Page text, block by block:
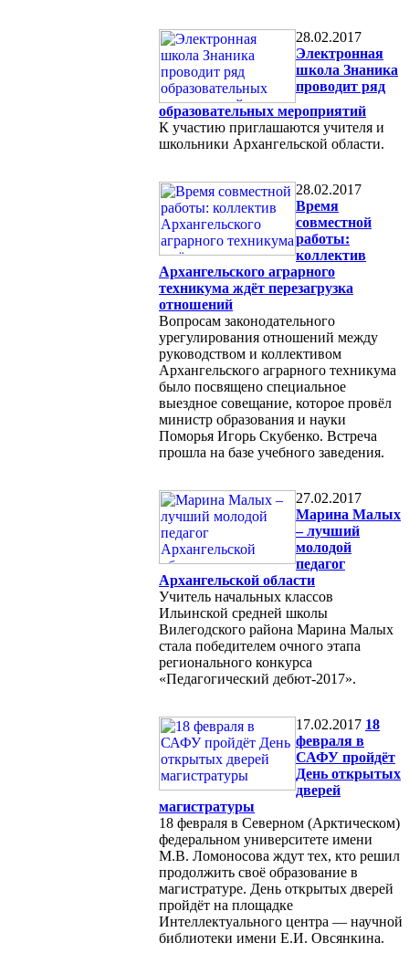
28.02.2017
Электронная
школа Знаника
проводит ряд
образовательных мероприятий
К участию приглашаются учителя и
школьники Архангельской области.
28.02.2017
Время
совместной
работы:
коллектив
Архангельского аграрного
техникума ждёт перезагрузка
отношений
Вопросам законодательного
урегулирования отношений между
руководством и коллективом
Архангельского аграрного техникума
было посвящено специальное
выездное совещание, которое провёл
министр образования и науки
Поморья Игорь Скубенко. Встреча
прошла на базе учебного заведения.
27.02.2017
Марина Малых
– лучший
молодой
педагог
Архангельской области
Учитель начальных классов
Ильинской средней школы
Вилегодского района Марина Малых
стала победителем очного этапа
регионального конкурса
«Педагогический дебют-2017».
17.02.2017 18
февраля в
САФУ пройдёт
День открытых
дверей
магистратуры
18 февраля в Северном (Арктическом)
федеральном университете имени
М.В. Ломоносова ждут тех, кто решил
продолжить своё образование в
магистратуре. День открытых дверей
пройдёт на площадке
Интеллектуального центра — научной
библиотеки имени Е.И. Овсянкина.